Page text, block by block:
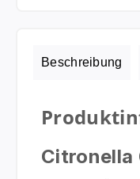
Beschreibung
Citronella